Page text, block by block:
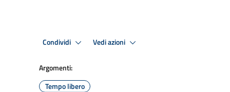
Condividi Vedi azioni
Argomenti:
Tempo libero